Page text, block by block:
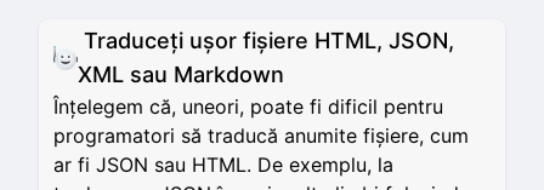
Traduceți ușor fișiere HTML, JSON,
XML sau Markdown
Înțelegem că, uneori, poate fi dificil pentru
programatori să traducă anumite fișiere, cum
ar fi JSON sau HTML. De exemplu, la